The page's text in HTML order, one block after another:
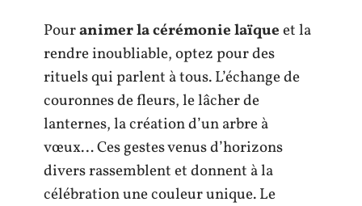
Pouranimer la cérémonie laïqueet la
rendre inoubliable, optez pour des
rituels qui parlent à tous. L’échange de
couronnes de fleurs, le lâcher de
lanternes, la création d’un arbre à
vœux… Ces gestes venus d’horizons
divers rassemblent et donnent à la
célébration une couleur unique. Le